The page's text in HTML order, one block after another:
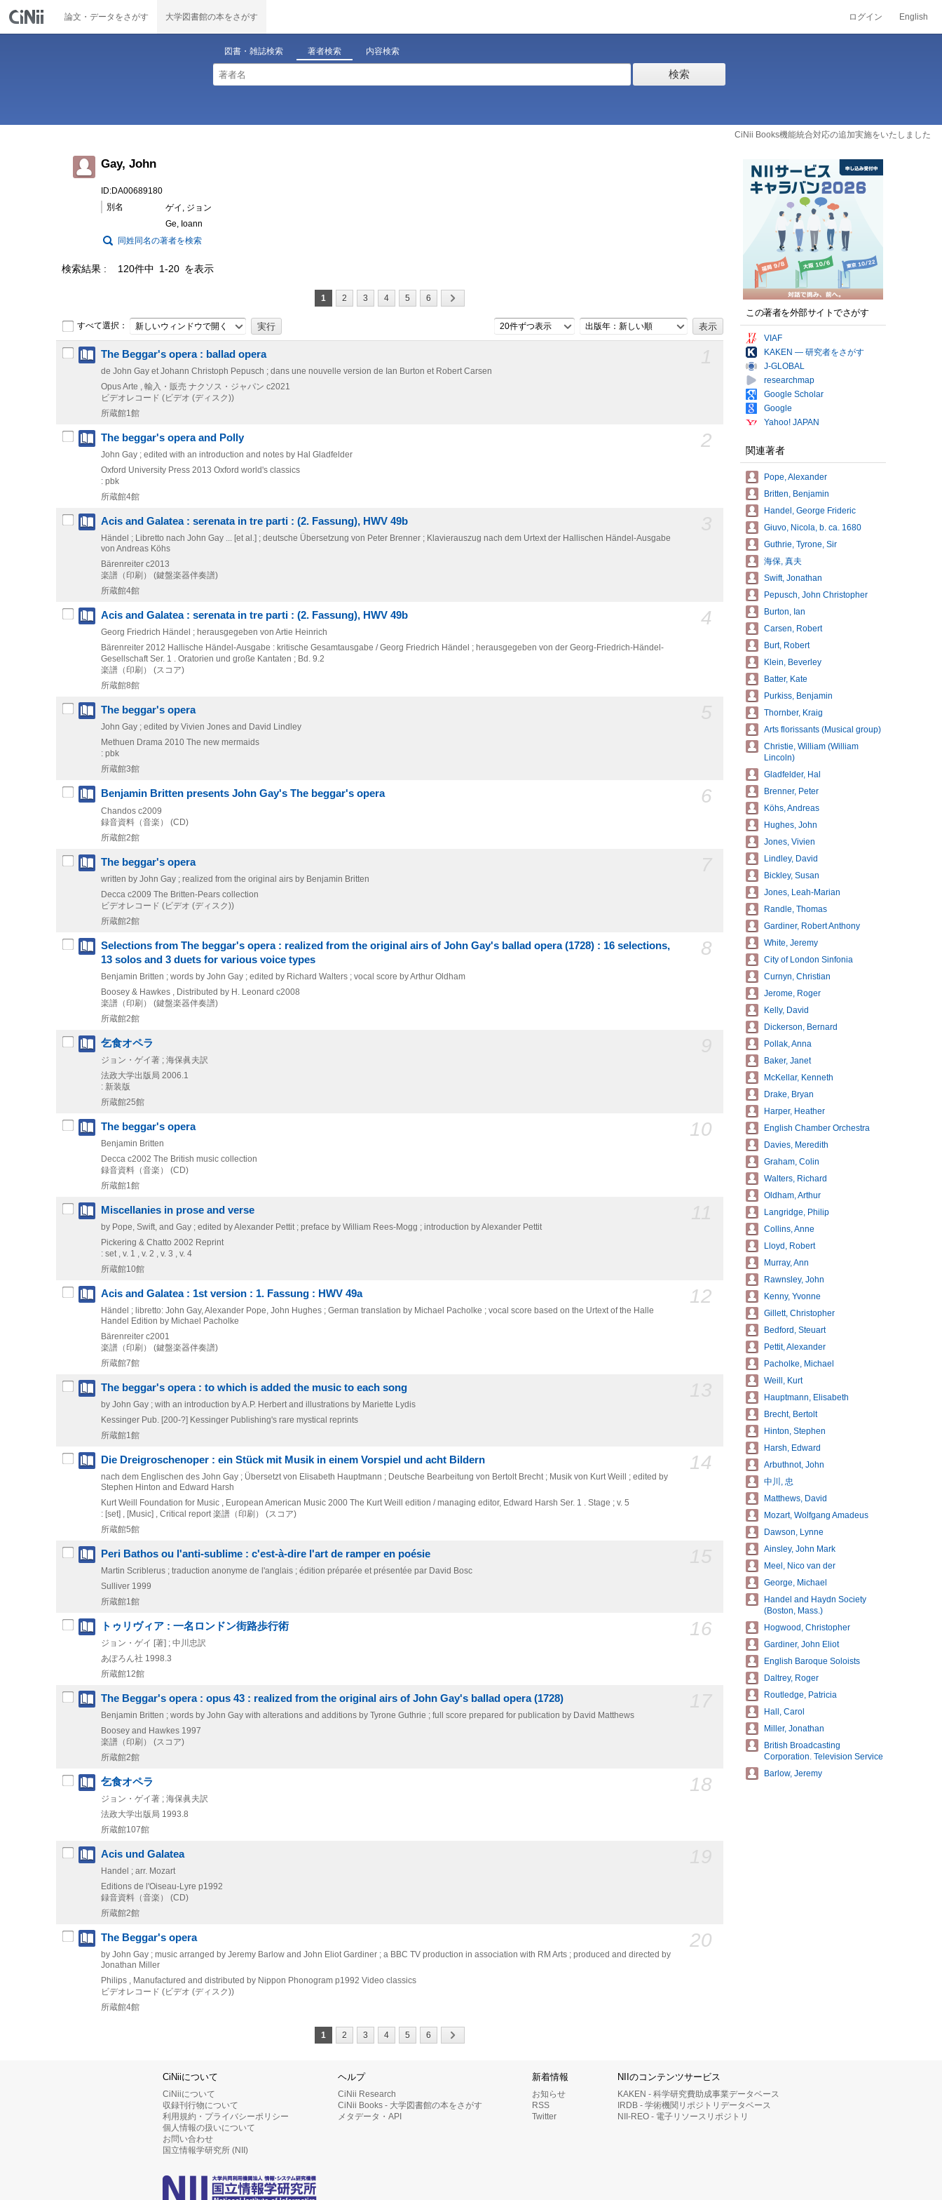
論文・データをさがす 大学図書館の本をさがす ログイン English
図書・雑誌検索 著者検索 内容検索
検索
CiNii Books機能統合対応の追加実施をいたしました
Gay, John
ID:DA00689180
別名
ゲイ, ジョン
Ge, Ioann
同姓同名の著者を検索
検索結果 120件中 1-20 を表示
1 2 3 4 5 6
すべて選択： 新しいウィンドウで開く 20件ずつ表示 出版年：新しい順
The Beggar's opera : ballad opera
de John Gay et Johann Christoph Pepusch ; dans une nouvelle version de Ian Burton et Robert Carsen
Opus Arte , 輸入・販売 ナクソス・ジャパン c2021
ビデオレコード (ビデオ (ディスク))
所蔵館1館
2
The beggar's opera and Polly
John Gay ; edited with an introduction and notes by Hal Gladfelder
Oxford University Press 2013 Oxford world's classics
: pbk
所蔵館4館
Acis and Galatea : serenata in tre parti : (2. Fassung), HWV 49b
Händel ; Libretto nach John Gay ... [et al.] ; deutsche Übersetzung von Peter Brenner ; Klavierauszug nach dem Urtext der Hallischen Händel-Ausgabe
von Andreas Köhs
Bärenreiter c2013
楽譜（印刷） (鍵盤楽器伴奏譜)
所蔵館4館
4
Acis and Galatea : serenata in tre parti : (2. Fassung), HWV 49b
Georg Friedrich Händel ; herausgegeben von Artie Heinrich
Bärenreiter 2012 Hallische Händel-Ausgabe : kritische Gesamtausgabe / Georg Friedrich Händel ; herausgegeben von der Georg-Friedrich-Händel-
Gesellschaft Ser. 1 . Oratorien und große Kantaten ; Bd. 9.2
楽譜（印刷） (スコア)
所蔵館8館
The beggar's opera
John Gay ; edited by Vivien Jones and David Lindley
Methuen Drama 2010 The new mermaids
: pbk
所蔵館3館
6
Benjamin Britten presents John Gay's The beggar's opera
Chandos c2009
録音資料（音楽） (CD)
所蔵館2館
The beggar's opera
written by John Gay ; realized from the original airs by Benjamin Britten
Decca c2009 The Britten-Pears collection
ビデオレコード (ビデオ (ディスク))
所蔵館2館
8
Selections from The beggar's opera : realized from the original airs of John Gay's ballad opera (1728) : 16 selections,
13 solos and 3 duets for various voice types
Benjamin Britten ; words by John Gay ; edited by Richard Walters ; vocal score by Arthur Oldham
Boosey & Hawkes , Distributed by H. Leonard c2008
楽譜（印刷） (鍵盤楽器伴奏譜)
所蔵館2館
乞食オペラ
ジョン・ゲイ著 ; 海保眞夫訳
法政大学出版局 2006.1
: 新装版
所蔵館25館
10
The beggar's opera
Benjamin Britten
Decca c2002 The British music collection
録音資料（音楽） (CD)
所蔵館1館
Miscellanies in prose and verse
by Pope, Swift, and Gay ; edited by Alexander Pettit ; preface by William Rees-Mogg ; introduction by Alexander Pettit
Pickering & Chatto 2002 Reprint
: set , v. 1 , v. 2 , v. 3 , v. 4
所蔵館10館
12
Acis and Galatea : 1st version : 1. Fassung : HWV 49a
Händel ; libretto: John Gay, Alexander Pope, John Hughes ; German translation by Michael Pacholke ; vocal score based on the Urtext of the Halle
Handel Edition by Michael Pacholke
Bärenreiter c2001
楽譜（印刷） (鍵盤楽器伴奏譜)
所蔵館7館
The beggar's opera : to which is added the music to each song
by John Gay ; with an introduction by A.P. Herbert and illustrations by Mariette Lydis
Kessinger Pub. [200-?] Kessinger Publishing's rare mystical reprints
所蔵館1館
14
Die Dreigroschenoper : ein Stück mit Musik in einem Vorspiel und acht Bildern
nach dem Englischen des John Gay ; Übersetzt von Elisabeth Hauptmann ; Deutsche Bearbeitung von Bertolt Brecht ; Musik von Kurt Weill ; edited by
Stephen Hinton and Edward Harsh
Kurt Weill Foundation for Music , European American Music 2000 The Kurt Weill edition / managing editor, Edward Harsh Ser. 1 . Stage ; v. 5
: [set] , [Music] , Critical report楽譜（印刷） (スコア)
所蔵館5館
Peri Bathos ou l'anti-sublime : c'est-à-dire l'art de ramper en poésie
Martin Scriblerus ; traduction anonyme de l'anglais ; édition préparée et présentée par David Bosc
Sulliver 1999
所蔵館1館
16
トゥリヴィア : 一名ロンドン街路歩行術
ジョン・ゲイ [著] ; 中川忠訳
あぽろん社 1998.3
所蔵館12館
The Beggar's opera : opus 43 : realized from the original airs of John Gay's ballad opera (1728)
Benjamin Britten ; words by John Gay with alterations and additions by Tyrone Guthrie ; full score prepared for publication by David Matthews
Boosey and Hawkes 1997
楽譜（印刷） (スコア)
所蔵館2館
18
乞食オペラ
ジョン・ゲイ著 ; 海保眞夫訳
法政大学出版局 1993.8
所蔵館107館
Acis und Galatea
Handel ; arr. Mozart
Editions de l'Oiseau-Lyre p1992
録音資料（音楽） (CD)
所蔵館2館
20
The Beggar's opera
by John Gay ; music arranged by Jeremy Barlow and John Eliot Gardiner ; a BBC TV production in association with RM Arts ; produced and directed by
Jonathan Miller
Philips , Manufactured and distributed by Nippon Phonogram p1992 Video classics
ビデオレコード (ビデオ (ディスク))
所蔵館4館
1 2 3 4 5 6
この著者を外部サイトでさがす
VIAF
KAKEN — 研究者をさがす
J-GLOBAL
researchmap
Google Scholar
Google
Yahoo! JAPAN
関連著者
Pope, Alexander
Britten, Benjamin
Handel, George Frideric
Giuvo, Nicola, b. ca. 1680
Guthrie, Tyrone, Sir
海保, 真夫
Swift, Jonathan
Pepusch, John Christopher
Burton, Ian
Carsen, Robert
Burt, Robert
Klein, Beverley
Batter, Kate
Purkiss, Benjamin
Thornber, Kraig
Arts florissants (Musical group)
Christie, William (William
Lincoln)
Gladfelder, Hal
Brenner, Peter
Köhs, Andreas
Hughes, John
Jones, Vivien
Lindley, David
Bickley, Susan
Jones, Leah-Marian
Randle, Thomas
Gardiner, Robert Anthony
White, Jeremy
City of London Sinfonia
Curnyn, Christian
Jerome, Roger
Kelly, David
Dickerson, Bernard
Pollak, Anna
Baker, Janet
McKellar, Kenneth
Drake, Bryan
Harper, Heather
English Chamber Orchestra
Davies, Meredith
Graham, Colin
Walters, Richard
Oldham, Arthur
Langridge, Philip
Collins, Anne
Lloyd, Robert
Murray, Ann
Rawnsley, John
Kenny, Yvonne
Gillett, Christopher
Bedford, Steuart
Pettit, Alexander
Pacholke, Michael
Weill, Kurt
Hauptmann, Elisabeth
Brecht, Bertolt
Hinton, Stephen
Harsh, Edward
Arbuthnot, John
中川, 忠
Matthews, David
Mozart, Wolfgang Amadeus
Dawson, Lynne
Ainsley, John Mark
Meel, Nico van der
George, Michael
Handel and Haydn Society
(Boston, Mass.)
Hogwood, Christopher
Gardiner, John Eliot
English Baroque Soloists
Daltrey, Roger
Routledge, Patricia
Hall, Carol
Miller, Jonathan
British Broadcasting
Corporation. Television Service
Barlow, Jeremy
CiNiiについて
CiNiiについて
収録刊行物について
利用規約・プライバシーポリシー
個人情報の扱いについて
お問い合わせ
国立情報学研究所 (NII)
ヘルプ
CiNii Research
CiNii Books - 大学図書館の本をさがす
メタデータ・API
新着情報
お知らせ
RSS
Twitter
NIIのコンテンツサービス
KAKEN - 科学研究費助成事業データベース
IRDB - 学術機関リポジトリデータベース
NII-REO - 電子リソースリポジトリ